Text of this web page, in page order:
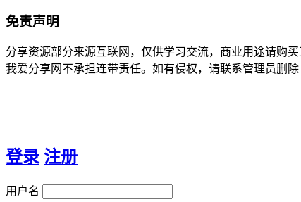
免责声明
分享资源部分来源互联网，仅供学习交流，商业用途请购
我爱分享网不承担连带责任。如有侵权，请联系管理员删除
登录 注册
用户名